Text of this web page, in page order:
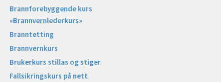
Brannforebyggende kurs
«Brannvernlederkurs»
Branntetting
Brannvernkurs
Brukerkurs stillas og stiger
Fallsikringskurs på nett